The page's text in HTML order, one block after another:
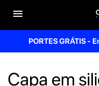

PORTES GRÁTIS -
Capa em